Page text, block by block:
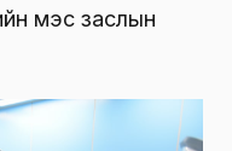
мэс заслын